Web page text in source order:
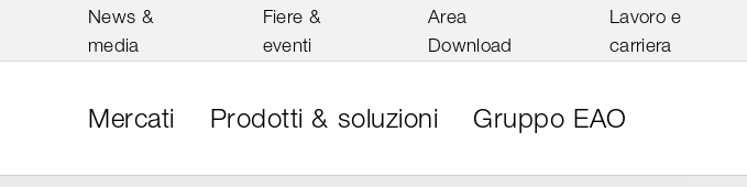
News &
media
Fiere &
eventi
Area
Download
Lavoro e
carriera
Mercati Prodotti & soluzioni Gruppo EAO